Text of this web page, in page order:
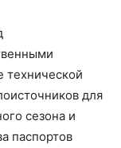
технической
для
сезона и
паспортов